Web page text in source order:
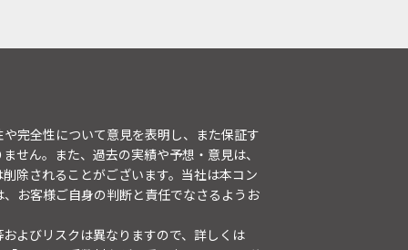
完全性について意見を表明し、また保証す
せん。また、過去の実績や予想・意見は、
除されることがございます。当社は本コン
お客様ご自身の判断と責任でなさるようお
よびリスクは異なりますので、詳しくは